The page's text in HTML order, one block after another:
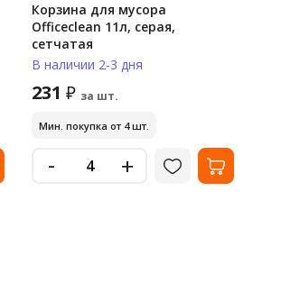
Корзина для мусора
Officeclean 11л, серая,
сетчатая
В наличии 2-3 дня
231 ₽ за шт.
Мин. покупка от 4 шт.
- +